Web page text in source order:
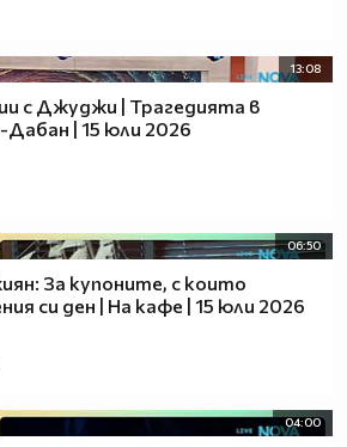
13:08
с Джуджи | Трагедията в
| 15 юли 2026
06:50
За купоните, с които
си ден | На кафе | 15 юли 2026
04:00